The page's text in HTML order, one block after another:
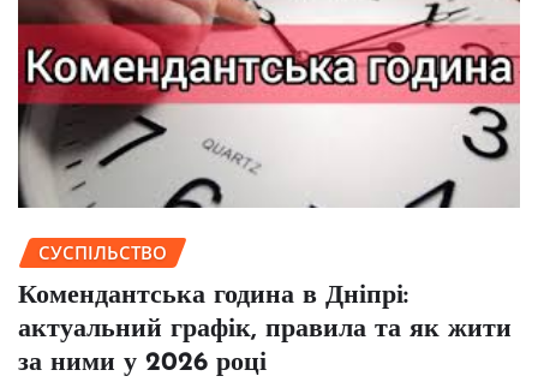
СУСПІЛЬСТВО
Комендантська година в Дніпрі:
актуальний графік, правила та як жити
за ними у 2026 році